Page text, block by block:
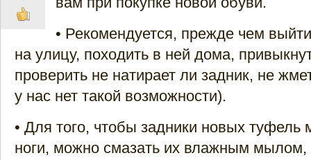
• Рекомендуется, прежде чем
на улицу, походить в ней дома,
проверить не натирает ли задник, не
у нас нет такой возможности).
• Для того, чтобы задники новых туфель
ноги, можно смазать их влажным мылом,